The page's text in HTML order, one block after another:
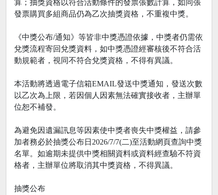
算；抽獎資格以符合活動條件的發票張數計算，如同張
發票購買多組商品仍為乙次抽獎資格，不重複中獎。
《中獎公布/通知》等皆非中獎憑證依據，中獎者仍需依
兌獎流程寄回兌獎資料，如中獎憑證經審核後不符合活
動規範者，視同不符合兌獎資格，不得有異議。
本活動將透過電子信箱EMAIL發送中獎通知，發送次數
以乙次為上限，若因個人因素無法確實接收者，主辦單
位恕不補發。
為避免因遺漏訊息等因素使中獎者喪失中獎權益，請參
加者務必於抽獎公布日2026/7/7(二)至活動網頁查詢中獎
名單。如逾期未提供中獎相關資料或資料經查驗不符資
格者，主辦單位將取消其中獎資格，不得異議。
抽獎公布